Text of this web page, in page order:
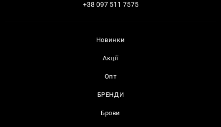
Новинки
Акції
Опт
БРЕНДИ
Брови
+38 097 511 7575